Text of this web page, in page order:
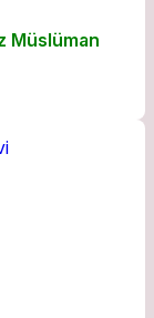
Müslüman